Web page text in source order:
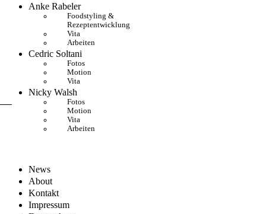
Anke Rabeler
Foodstyling &
Rezeptentwicklung
Vita
Arbeiten
Cedric Soltani
Fotos
Motion
Vita
Nicky Walsh
Fotos
Motion
Vita
Arbeiten
News
About
Kontakt
Impressum